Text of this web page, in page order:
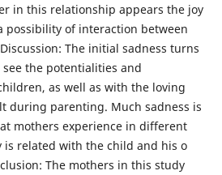
in this relationship appears the joy
possibility of interaction between
The initial sadness turns
the potentialities and
as well as with the loving
during parenting. Much sadness is
mothers experience in different
is related with the child and his o
The mothers in this study